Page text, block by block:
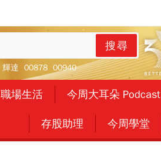
搜尋
輝達 00878 00940
職場生活 今周大耳朵 Podcast
存股助理 今周學堂